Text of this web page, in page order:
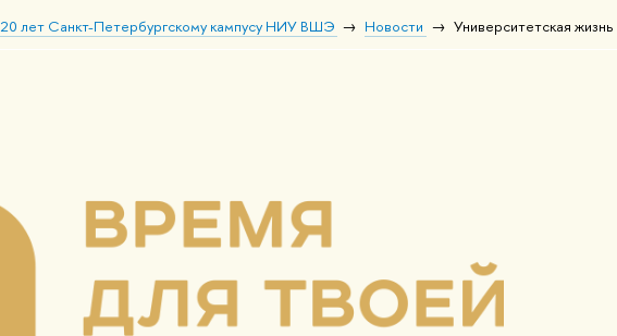
20 лет Санкт-Петербургскому кампусу НИУ ВШЭ Новости Университетская жизнь